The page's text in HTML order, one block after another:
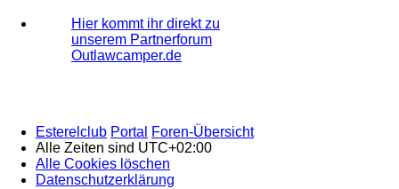
Hier kommt ihr direkt zu
unserem Partnerforum
Outlawcamper.de
Esterelclub Portal
Foren-Übersicht
Alle Zeiten sind UTC+02:00
Alle Cookies löschen
Datenschutzerklärung